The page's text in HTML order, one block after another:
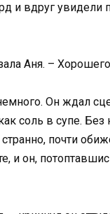
и вдруг увидели
Аня. –
Он ждал
соль в супе. Без
почти
и он,